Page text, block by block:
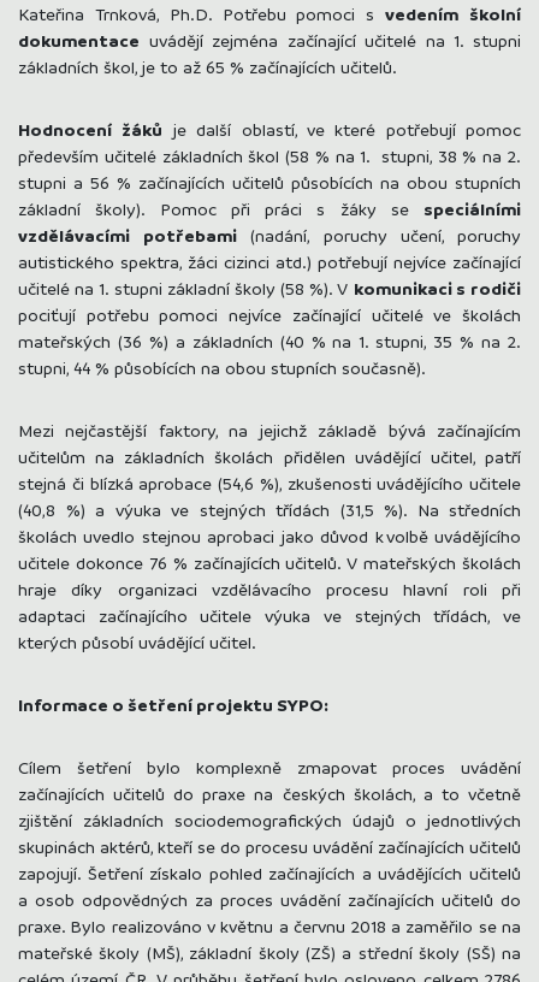
Kateřina Trnková, Ph.D. Potřebu pomoci svedením školní
dokumentace uvádějí zejména začínající učitelé na 1. stupni
základních škol, je to až 65 % začínajících učitelů.
Hodnocení žáků je další oblastí, ve které potřebují pomoc
především učitelé základních škol (58 % na 1. stupni, 38 % na 2.
stupni a 56 % začínajících učitelů působících na obou stupních
základní školy). Pomoc při práci s žáky se speciálními
vzdělávacími
potřebami (nadání, poruchy učení, poruchy
autistického spektra, žáci cizinci atd.) potřebují nejvíce začínající
učitelé na 1. stupni základní školy (58 %). V komunikaci s rodiči
pociťují potřebu pomoci nejvíce začínající učitelé ve školách
mateřských (36 %) a základních (40 % na 1. stupni, 35 % na 2.
stupni, 44 % působících na obou stupních současně).
Mezi nejčastější faktory, na jejichž základě bývá začínajícím
učitelům na základních školách přidělen uvádějící učitel, patří
stejná či blízká aprobace (54,6 %), zkušenosti uvádějícího učitele
(40,8 %) a výuka ve stejných třídách (31,5 %). Na středních
školách uvedlo stejnou aprobaci jako důvod k volbě uvádějícího
učitele dokonce 76 % začínajících učitelů. V mateřských školách
hraje díky organizaci vzdělávacího procesu hlavní roli při
adaptaci začínajícího učitele výuka ve stejných třídách, ve
kterých působí uvádějící učitel.
Informace o šetření projektu SYPO:
Cílem šetření bylo komplexně zmapovat proces uvádění
začínajících učitelů do praxe na českých školách, a to včetně
zjištění základních sociodemografických údajů o jednotlivých
skupinách aktérů, kteří se do procesu uvádění začínajících učitelů
zapojují. Šetření získalo pohled začínajících a uvádějících učitelů
a osob odpovědných za proces uvádění začínajících učitelů do
praxe. Bylo realizováno v květnu a červnu 2018 a zaměřilo se na
mateřské školy (MŠ), základní školy (ZŠ) a střední školy (SŠ) na